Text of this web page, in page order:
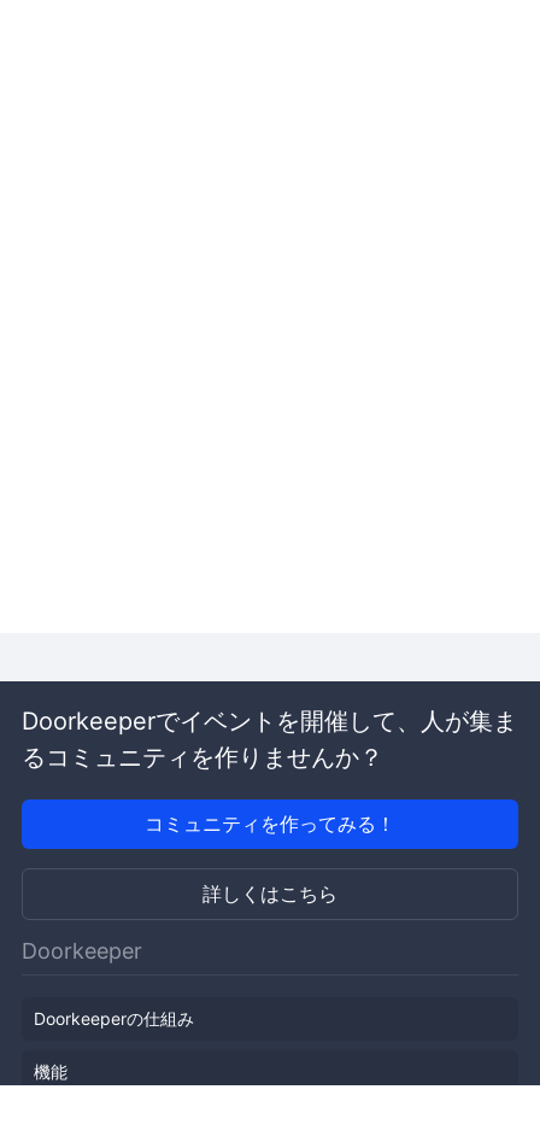
Doorkeeperでイベントを開催して、人が集ま
るコミュニティを作りませんか？
コミュニティを作ってみる！
詳しくはこちら
Doorkeeper
Doorkeeperの仕組み
機能